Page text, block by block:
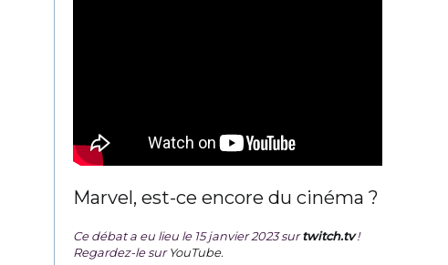
Marvel, est-ce encore du cinéma ?
Ce débat a eu lieu le 15 janvier 2023 surtwitch.tv !
Regardez-le surYouTube.